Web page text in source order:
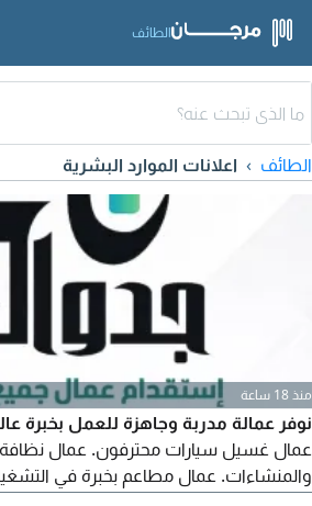
الطائف
الطائف اعلانات الموارد البشرية
منذ 18 ساعة
نوفر عمالة مدربة وجاهزة للعمل بخبرة
عمال غسيل سيارات محترفون. عمال نظافة
والمنشاءات. عمال مطاعم بخبرة في